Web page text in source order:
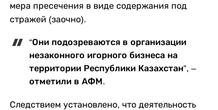
мера пресечения в виде содержания под
стражей (заочно).
“Они подозреваются в организации
незаконного игорного бизнеса на
территории Республики Казахстан”, –
отметили в АФМ.
Следствием установлено, что деятельность